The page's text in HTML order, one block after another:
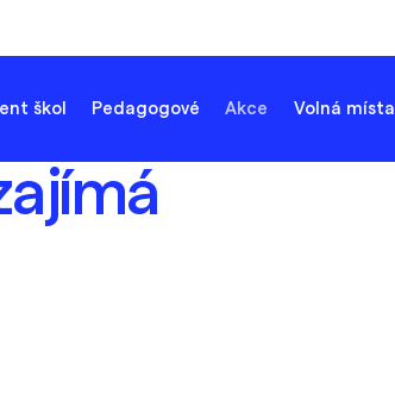
škol Pedagogové Akce Volná místa